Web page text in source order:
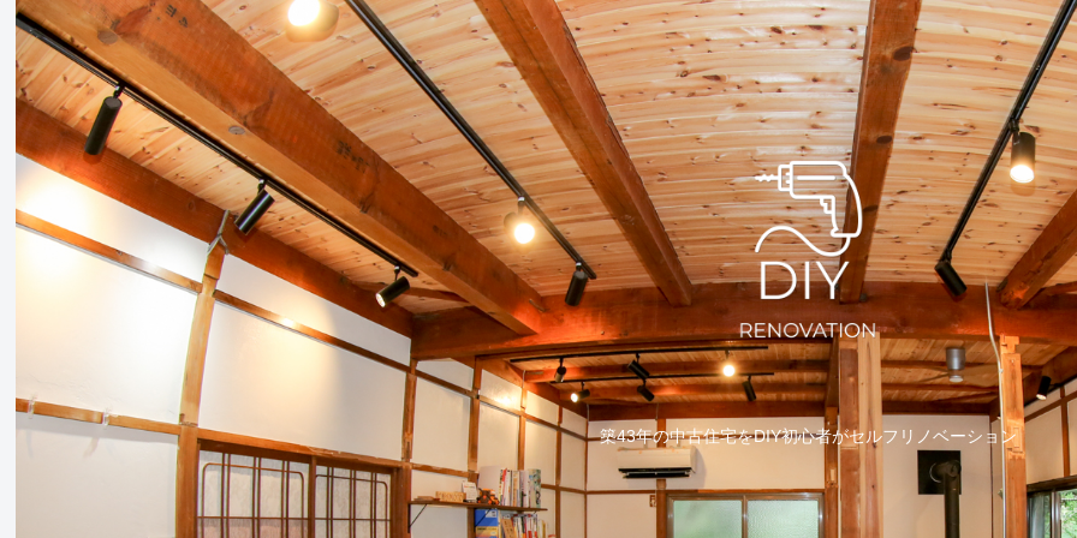
築43年の中古住宅をDIY初心者がセルフリノベーション